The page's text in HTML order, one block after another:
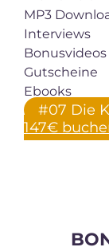
MP3
Interviews
Bonusvideos
Gutscheine
Ebooks
#07 Die
147€